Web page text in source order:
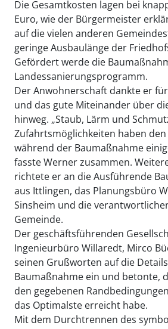
Die Gesamtkosten lagen bei
Euro, wie der Bürgermeister
auf die vielen anderen
geringe Ausbaulänge der
Gefördert werde die
Landessanierungsprogramm.
Der Anwohnerschaft dankte er
und das gute Miteinander über
hinweg. „Staub, Lärm und
Zufahrtsmöglichkeiten haben
während der Baumaßnahme
fasste Werner zusammen.
richtete er an die Ausführende
aus Ittlingen, das Planungsbüro
Sinsheim und die
Gemeinde.
Der geschäftsführenden
Ingenieurbüro Willaredt, Mirco
seinen Grußworten auf die
Baumaßnahme ein und betonte,
den gegebenen
das Optimalste erreicht habe.
Mit dem Durchtrennen des